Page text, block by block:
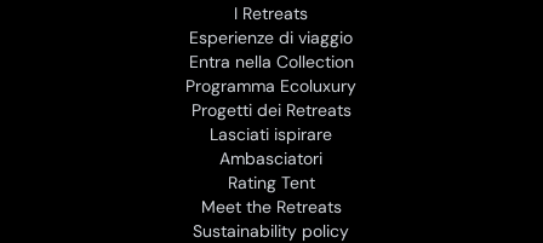
I Retreats
Esperienze di viaggio
Entra nella Collection
Programma Ecoluxury
Progetti dei Retreats
Lasciati ispirare
Ambasciatori
Rating Tent
Meet the Retreats
Sustainability policy